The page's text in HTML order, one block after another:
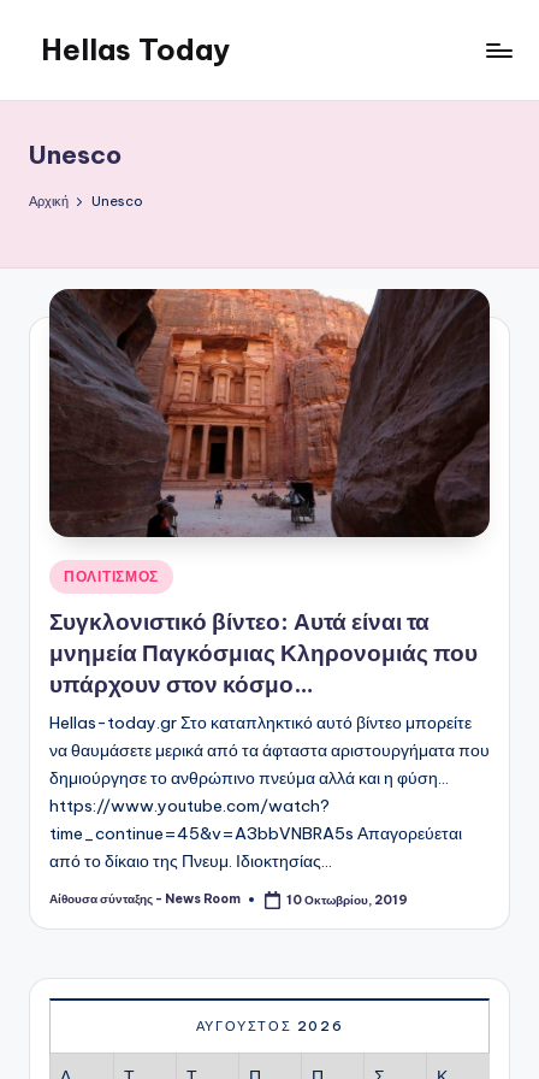
Μετάβαση
περιεχόμενο
Hellas Today
Unesco
Αρχική Unesco
Αναρτήθηκε
σε
ΠΟΛΙΤΙΣΜΟΣ
Συγκλονιστικό βίντεο: Αυτά είναι τα
μνημεία Παγκόσμιας Κληρονομιάς που
υπάρχουν στον κόσμο…
Hellas-today.gr Στο καταπληκτικό αυτό βίντεο μπορείτε
να θαυμάσετε μερικά από τα άφταστα αριστουργήματα που
δημιούργησε το ανθρώπινο πνεύμα αλλά και η φύση...
https://www.youtube.com/watch?
time_continue=45&v=A3bbVNBRA5s Απαγορεύεται
από το δίκαιο της Πνευμ. Ιδιοκτησίας…
Συγγραφέας:
Αίθουσα σύνταξης - News Room 10 Οκτωβρίου, 2019
ΑΎΓΟΥΣΤΟΣ 2026